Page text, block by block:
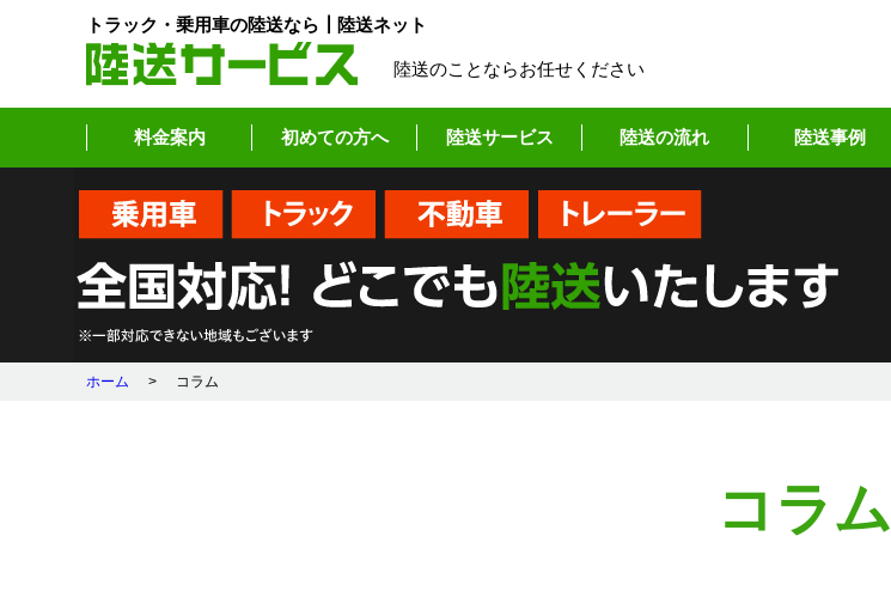
トラック・乗用車の陸送なら┃陸送ネット
陸送のことならお任せください
料金案内 初めての方へ 陸送サービス 陸送の流れ 陸送事例
ホーム > コラム
コラム